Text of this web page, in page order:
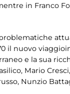
in Franco
il nuovo
e la sua
Mario
Nunzio